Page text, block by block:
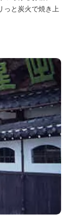
っと炭火で焼き上